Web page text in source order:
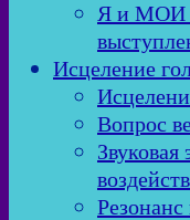
Я и МОИ
Исцеление
Вопрос
Звуковая